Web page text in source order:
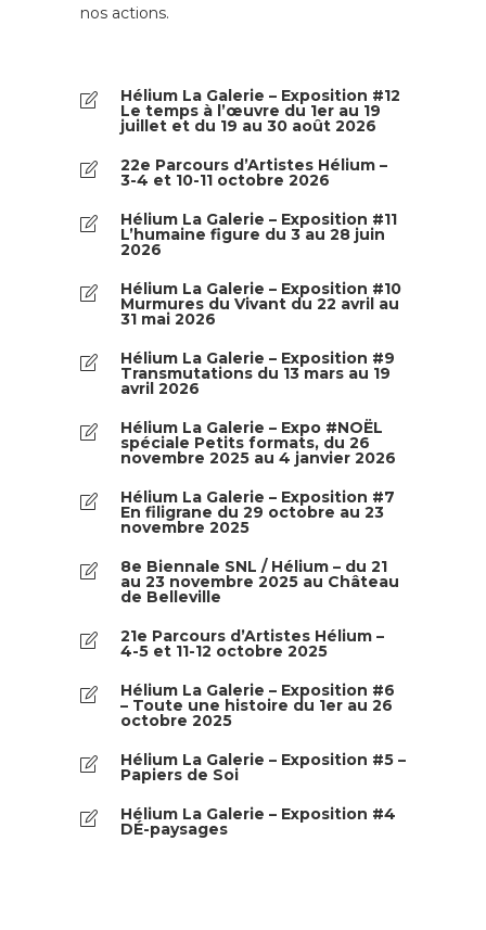
nos actions.
Hélium La Galerie – Exposition #12
Le temps à l’œuvre du 1er au 19
juillet et du 19 au 30 août 2026
22e Parcours d’Artistes Hélium –
3-4 et 10-11 octobre 2026
Hélium La Galerie – Exposition #11
L’humaine figure du 3 au 28 juin
2026
Hélium La Galerie – Exposition #10
Murmures du Vivant du 22 avril au
31 mai 2026
Hélium La Galerie – Exposition #9
Transmutations du 13 mars au 19
avril 2026
Hélium La Galerie – Expo #NOËL
spéciale Petits formats, du 26
novembre 2025 au 4 janvier 2026
Hélium La Galerie – Exposition #7
En filigrane du 29 octobre au 23
novembre 2025
8e Biennale SNL / Hélium – du 21
au 23 novembre 2025 au Château
de Belleville
21e Parcours d’Artistes Hélium –
4-5 et 11-12 octobre 2025
Hélium La Galerie – Exposition #6
– Toute une histoire du 1er au 26
octobre 2025
Hélium La Galerie – Exposition #5 –
Papiers de Soi
Hélium La Galerie – Exposition #4
DÉ-paysages